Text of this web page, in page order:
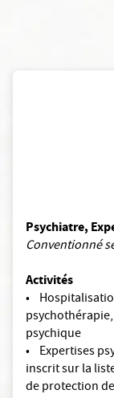
Psychiatre,
Conventionné
Activités
•
psychique
• Expertises
inscrit sur la
de protection